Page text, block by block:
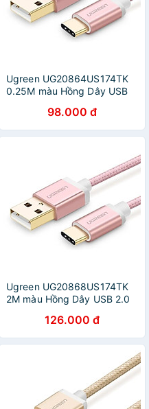
Ugreen UG20864US174TK
0.25M màu Hồng Dây USB
dây bọc vinyl - HÀNG
CHÍNH HÃNG
98.000 đ
Ugreen UG20868US174TK
2M màu Hồng Dây USB 2.0
bọc vinyl - HÀNG CHÍNH
HÃNG
126.000 đ